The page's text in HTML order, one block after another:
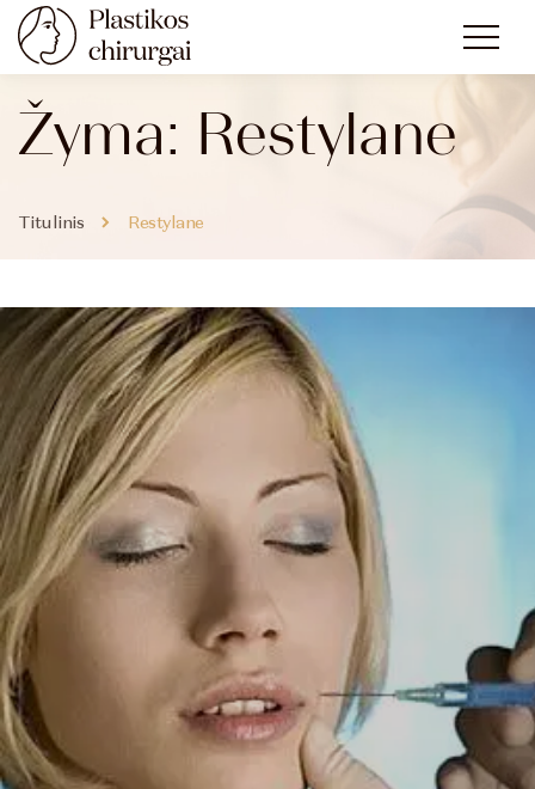
Žyma: Restylane
Titulinis Restylane